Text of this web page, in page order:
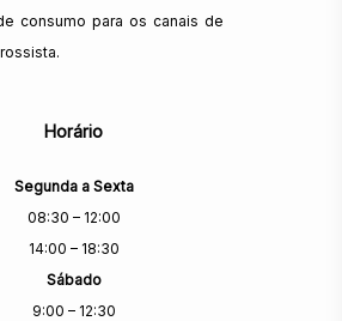
consumo para os canais de
Horário
Segunda a Sexta
08:30 – 12:00
14:00 – 18:30
Sábado
9:00 – 12:30